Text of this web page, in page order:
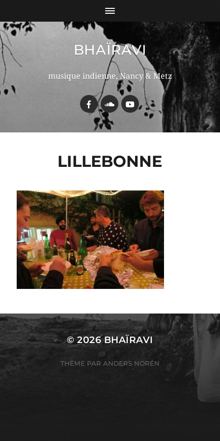
BHAÏRAVI
musique indienne, Nancy & Metz
LILLEBONNE
© 2026BHAÏRAVI
THÈME PAR ANDERS NORÉN